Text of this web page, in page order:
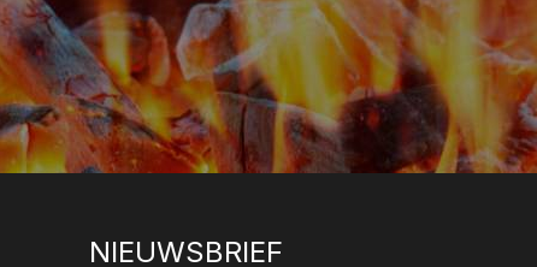
NIEUWSBRIEF